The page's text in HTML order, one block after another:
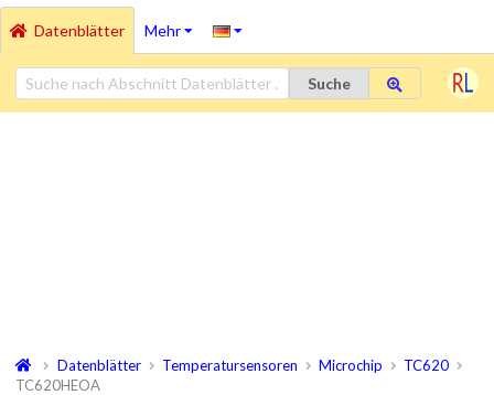
Datenblätter Mehr
Suche
Datenblätter Temperatursensoren Microchip
TC620
TC620HEOA